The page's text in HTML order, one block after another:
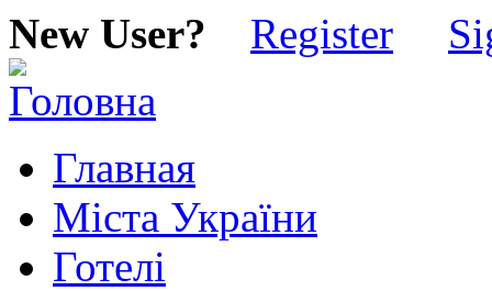
New User? Register
Главная
Міста України
Готелі